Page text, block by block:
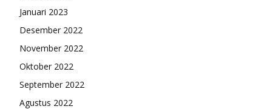
Januari 2023
Desember 2022
November 2022
Oktober 2022
September 2022
Agustus 2022